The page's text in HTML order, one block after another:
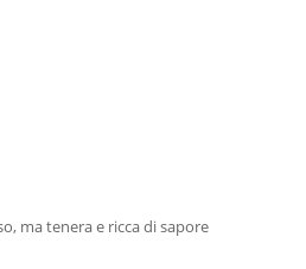
ma tenera e ricca di sapore